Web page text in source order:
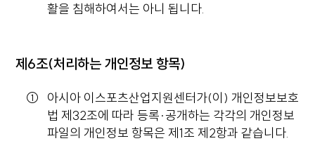
활을 침해하여서는 아니 됩니다.
제6조(처리하는 개인정보 항목)
아시아 이스포츠산업지원센터가(이) 개인정보보호
법 제32조에 따라 등록·공개하는 각각의 개인정보
파일의 개인정보 항목은 제1조 제2항과 같습니다.